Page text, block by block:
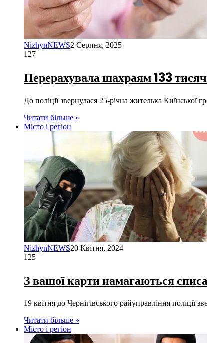
NizhynNEWS2 Серпня, 2025
127
Перерахувала шахраям 133
До поліції звернулася 25-річна жителька Киїнської
Читати більше »
Місто і регіон
NizhynNEWS20 Квітня, 2024
125
З вашої карти намагаються
19 квітня до Чернігівського райуправління поліції
Читати більше »
Місто і регіон